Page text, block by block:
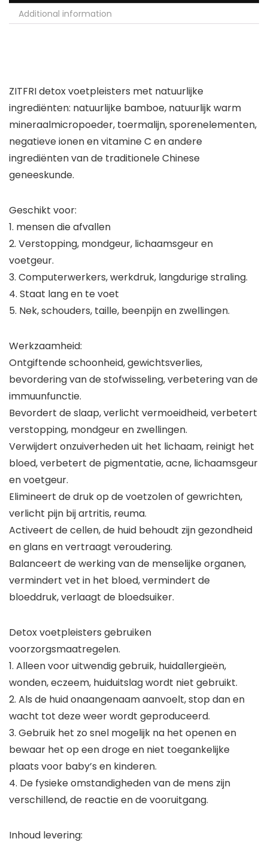
Additional information
ZITFRI detox voetpleisters met natuurlijke
ingrediënten: natuurlijke bamboe, natuurlijk warm
mineraalmicropoeder, toermalijn, sporenelementen,
negatieve ionen en vitamine C en andere
ingrediënten van de traditionele Chinese
geneeskunde.
Geschikt voor:
1. mensen die afvallen
2. Verstopping, mondgeur, lichaamsgeur en
voetgeur.
3. Computerwerkers, werkdruk, langdurige straling.
4. Staat lang en te voet
5. Nek, schouders, taille, beenpijn en zwellingen.
Werkzaamheid:
Ontgiftende schoonheid, gewichtsverlies,
bevordering van de stofwisseling, verbetering van de
immuunfunctie.
Bevordert de slaap, verlicht vermoeidheid, verbetert
verstopping, mondgeur en zwellingen.
Verwijdert onzuiverheden uit het lichaam, reinigt het
bloed, verbetert de pigmentatie, acne, lichaamsgeur
en voetgeur.
Elimineert de druk op de voetzolen of gewrichten,
verlicht pijn bij artritis, reuma.
Activeert de cellen, de huid behoudt zijn gezondheid
en glans en vertraagt veroudering.
Balanceert de werking van de menselijke organen,
vermindert vet in het bloed, vermindert de
bloeddruk, verlaagt de bloedsuiker.
Detox voetpleisters gebruiken
voorzorgsmaatregelen.
1. Alleen voor uitwendig gebruik, huidallergieën,
wonden, eczeem, huiduitslag wordt niet gebruikt.
2. Als de huid onaangenaam aanvoelt, stop dan en
wacht tot deze weer wordt geproduceerd.
3. Gebruik het zo snel mogelijk na het openen en
bewaar het op een droge en niet toegankelijke
plaats voor baby’s en kinderen.
4. De fysieke omstandigheden van de mens zijn
verschillend, de reactie en de vooruitgang.
Inhoud levering: